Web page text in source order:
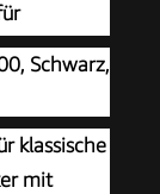
Schwarz,
klassische
mit